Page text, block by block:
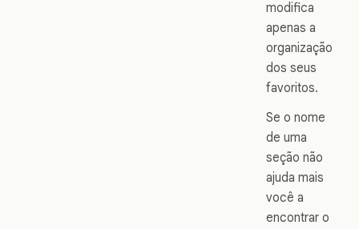
modifica
apenas a
organização
dos seus
favoritos.
Se o nome
de uma
seção não
ajuda mais
você a
encontrar o